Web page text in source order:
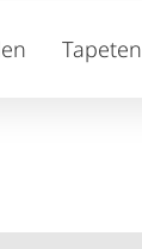
Tapeten